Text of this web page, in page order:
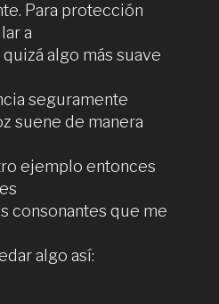
Para protección
a
algo más suave
seguramente
suene de manera
ejemplo entonces
consonantes que me
algo así: